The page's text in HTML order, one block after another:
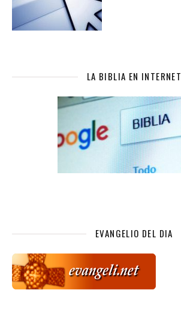
LA BIBLIA EN INTERNET
EVANGELIO DEL DIA